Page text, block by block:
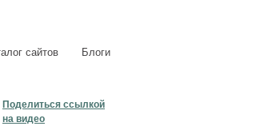
сайтов Блоги
Поделиться ссылкой
на видео